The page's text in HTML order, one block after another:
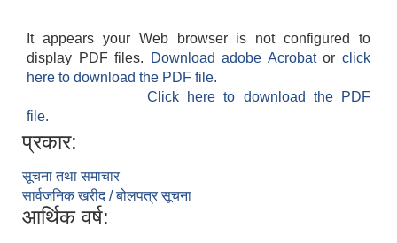
It appears your Web browser is not configured to
display PDF files.
Download adobe Acrobatorclick
here to download the PDF file.
Click here to download the PDF
file.
प्रकार:
सूचना तथा समाचार
सार्वजनिक खरीद / बोलपत्र सूचना
आर्थिक वर्ष: